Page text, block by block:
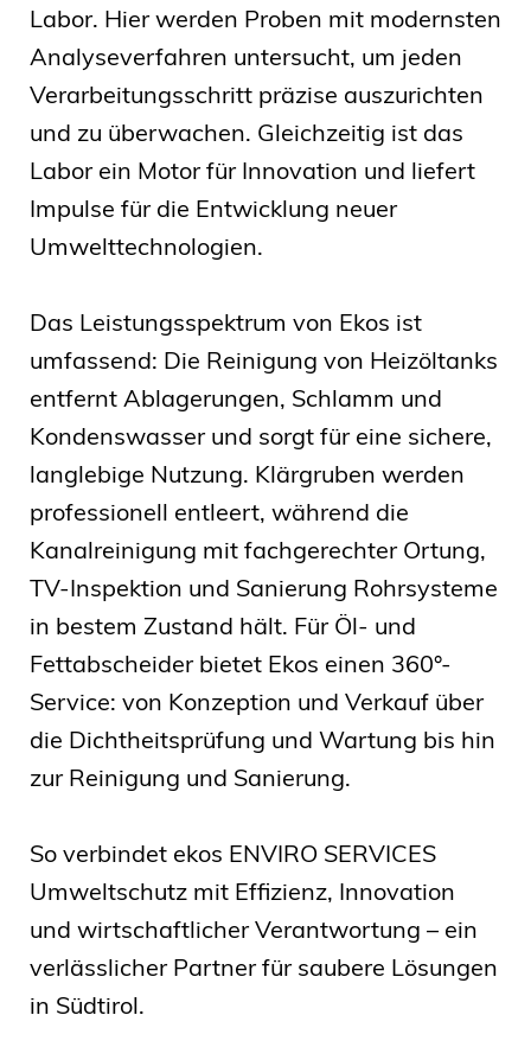
Labor. Hier werden Proben mit modernsten
Analyseverfahren untersucht, um jeden
Verarbeitungsschritt präzise auszurichten
und zu überwachen. Gleichzeitig ist das
Labor ein Motor für Innovation und liefert
Impulse für die Entwicklung neuer
Umwelttechnologien.
Das Leistungsspektrum von Ekos ist
umfassend: Die Reinigung von Heizöltanks
entfernt Ablagerungen, Schlamm und
Kondenswasser und sorgt für eine sichere,
langlebige Nutzung. Klärgruben werden
professionell entleert, während die
Kanalreinigung mit fachgerechter Ortung,
TV-Inspektion und Sanierung Rohrsysteme
in bestem Zustand hält. Für Öl- und
Fettabscheider bietet Ekos einen 360°-
Service: von Konzeption und Verkauf über
die Dichtheitsprüfung und Wartung bis hin
zur Reinigung und Sanierung.
So verbindet ekos ENVIRO SERVICES
Umweltschutz mit Effizienz, Innovation
und wirtschaftlicher Verantwortung – ein
verlässlicher Partner für saubere Lösungen
in Südtirol.